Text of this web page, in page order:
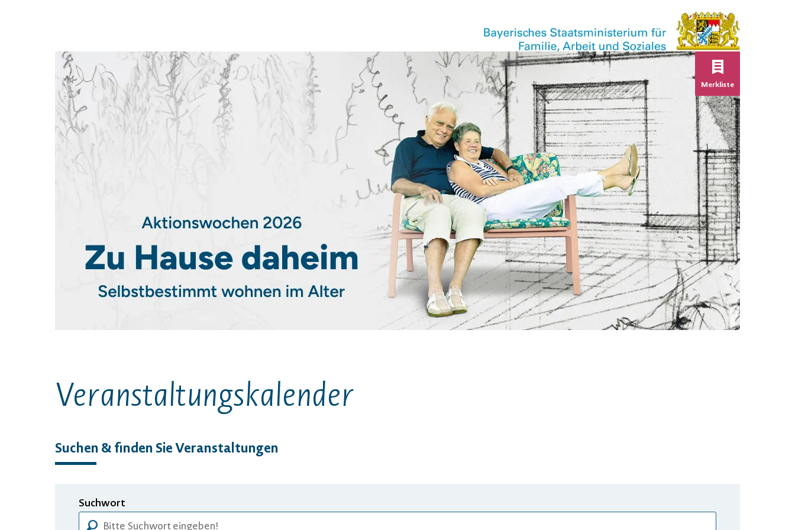
MerklisteKeine
Veranstaltungs­kalender
Suchen & finden Sie Veranstaltungen
Suchwort